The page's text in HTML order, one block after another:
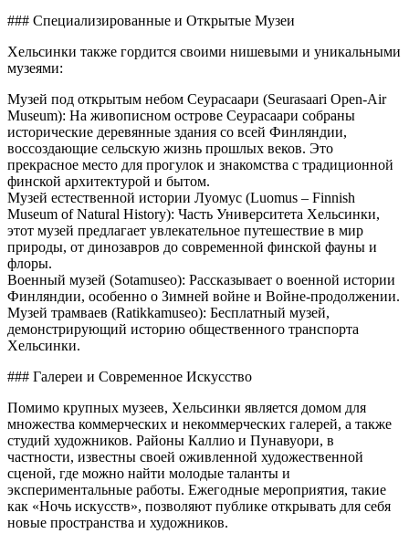
### Специализированные и Открытые Музеи
Хельсинки также гордится своими нишевыми и уникальными
музеями:
Музей под открытым небом Сеурасаари (Seurasaari Open-Air
Museum): На живописном острове Сеурасаари собраны
исторические деревянные здания со всей Финляндии,
воссоздающие сельскую жизнь прошлых веков. Это
прекрасное место для прогулок и знакомства с традиционной
финской архитектурой и бытом.
Музей естественной истории Луомус (Luomus – Finnish
Museum of Natural History): Часть Университета Хельсинки,
этот музей предлагает увлекательное путешествие в мир
природы, от динозавров до современной финской фауны и
флоры.
Военный музей (Sotamuseo): Рассказывает о военной истории
Финляндии, особенно о Зимней войне и Войне-продолжении.
Музей трамваев (Ratikkamuseo): Бесплатный музей,
демонстрирующий историю общественного транспорта
Хельсинки.
### Галереи и Современное Искусство
Помимо крупных музеев, Хельсинки является домом для
множества коммерческих и некоммерческих галерей, а также
студий художников. Районы Каллио и Пунавуори, в
частности, известны своей оживленной художественной
сценой, где можно найти молодые таланты и
экспериментальные работы. Ежегодные мероприятия, такие
как «Ночь искусств», позволяют публике открывать для себя
новые пространства и художников.